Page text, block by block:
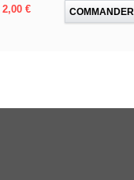
Prix
2,00 € COMMANDER